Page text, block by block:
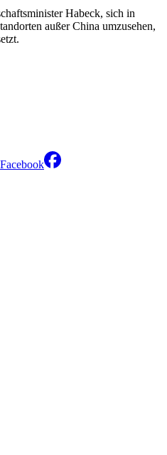
Habeck, sich in
außer China umzusehen,
Facebook